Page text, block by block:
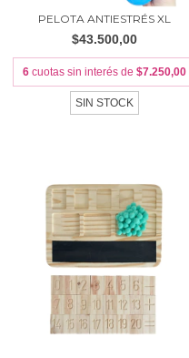
PELOTA ANTIESTRÉS XL
$43.500,00
6 cuotas sin interés de $7.250,00
SIN STOCK